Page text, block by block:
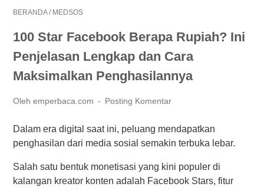
BERANDA / MEDSOS
100 Star Facebook Berapa Rupiah? Ini
Penjelasan Lengkap dan Cara
Maksimalkan Penghasilannya
Oleh emperbaca.com Posting Komentar
Dalam era digital saat ini, peluang mendapatkan
penghasilan dari media sosial semakin terbuka lebar.
Salah satu bentuk monetisasi yang kini populer di
kalangan kreator konten adalah Facebook Stars, fitur